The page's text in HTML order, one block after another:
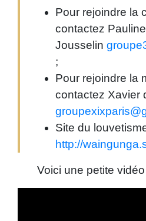
Pour rejoindre la
contactez
Jousselin
;
Pour rejoindre la
contactez Xavier
Site du
http://
Voici une petite